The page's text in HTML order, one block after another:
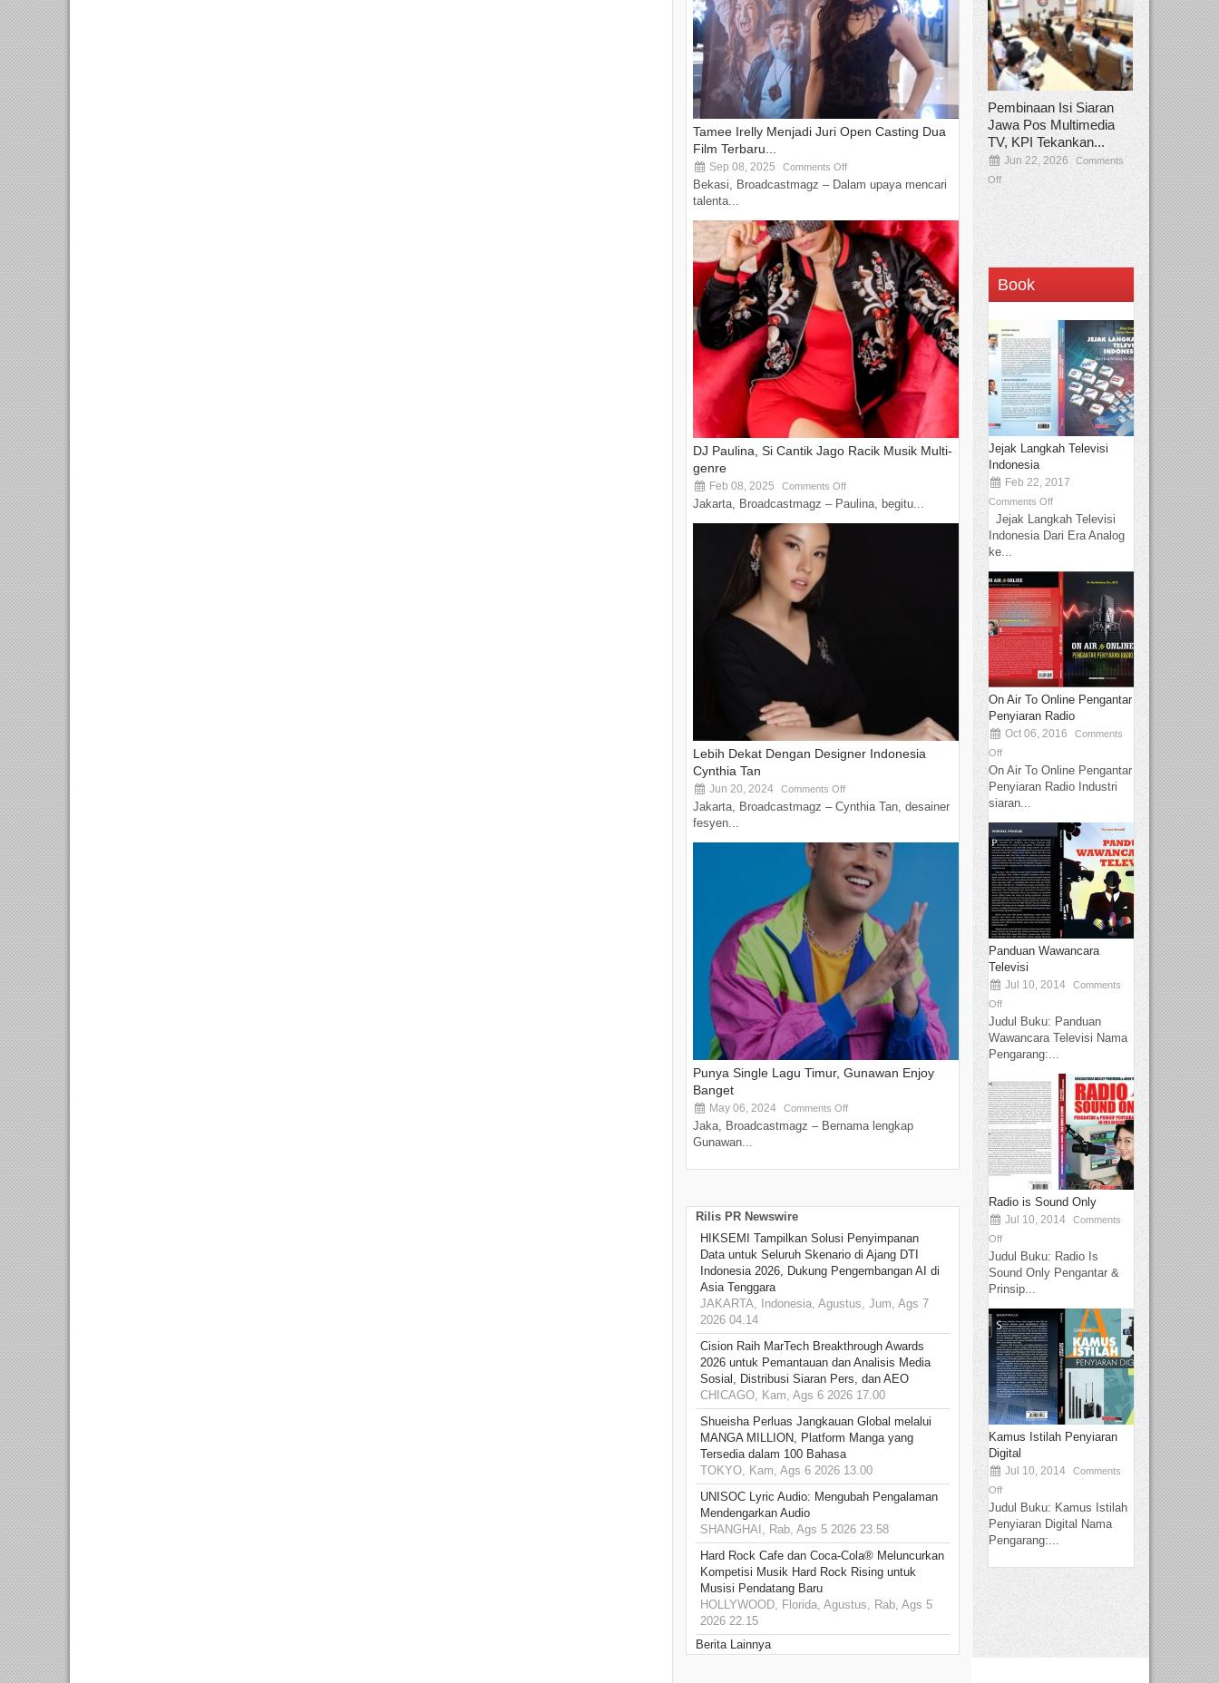
Tamee Irelly Menjadi Juri Open Casting Dua
Film Terbaru...
Sep 08, 2025 Comments Off
Bekasi, Broadcastmagz – Dalam upaya mencari
talenta...
DJ Paulina, Si Cantik Jago Racik Musik Multi-
genre
Feb 08, 2025 Comments Off
Jakarta, Broadcastmagz – Paulina, begitu...
Lebih Dekat Dengan Designer Indonesia
Cynthia Tan
Jun 20, 2024 Comments Off
Jakarta, Broadcastmagz – Cynthia Tan, desainer
fesyen...
Punya Single Lagu Timur, Gunawan Enjoy
Banget
May 06, 2024 Comments Off
Jaka, Broadcastmagz – Bernama lengkap
Gunawan...
Rilis PR Newswire
HIKSEMI Tampilkan Solusi Penyimpanan
Data untuk Seluruh Skenario di Ajang DTI
Indonesia 2026, Dukung Pengembangan AI di
Asia Tenggara
JAKARTA, Indonesia, Agustus, Jum, Ags 7
2026 04.14
Cision Raih MarTech Breakthrough Awards
2026 untuk Pemantauan dan Analisis Media
Sosial, Distribusi Siaran Pers, dan AEO
CHICAGO, Kam, Ags 6 2026 17.00
Shueisha Perluas Jangkauan Global melalui
MANGA MILLION, Platform Manga yang
Tersedia dalam 100 Bahasa
TOKYO, Kam, Ags 6 2026 13.00
UNISOC Lyric Audio: Mengubah Pengalaman
Mendengarkan Audio
SHANGHAI, Rab, Ags 5 2026 23.58
Hard Rock Cafe dan Coca-Cola® Meluncurkan
Kompetisi Musik Hard Rock Rising untuk
Musisi Pendatang Baru
HOLLYWOOD, Florida, Agustus, Rab, Ags 5
2026 22.15
Berita Lainnya
Pembinaan Isi Siaran
Jawa Pos Multimedia
TV, KPI Tekankan...
Jun 22, 2026
Comments
Off
Book
Jejak Langkah Televisi
Indonesia
Feb 22, 2017
Comments Off
Jejak Langkah Televisi
Indonesia Dari Era Analog
ke...
On Air To Online Pengantar
Penyiaran Radio
Oct 06, 2016
Comments
Off
On Air To Online Pengantar
Penyiaran Radio Industri
siaran...
Panduan Wawancara
Televisi
Jul 10, 2014
Comments
Off
Judul Buku: Panduan
Wawancara Televisi Nama
Pengarang:...
Radio is Sound Only
Jul 10, 2014
Comments
Off
Judul Buku: Radio Is
Sound Only Pengantar &
Prinsip...
Kamus Istilah Penyiaran
Digital
Jul 10, 2014
Comments
Off
Judul Buku: Kamus Istilah
Penyiaran Digital Nama
Pengarang:...